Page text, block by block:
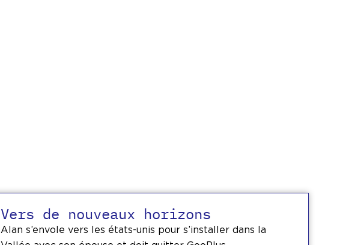
Vers de nouveaux horizons
Alan s’envole vers les états-unis pour s’installer dans la